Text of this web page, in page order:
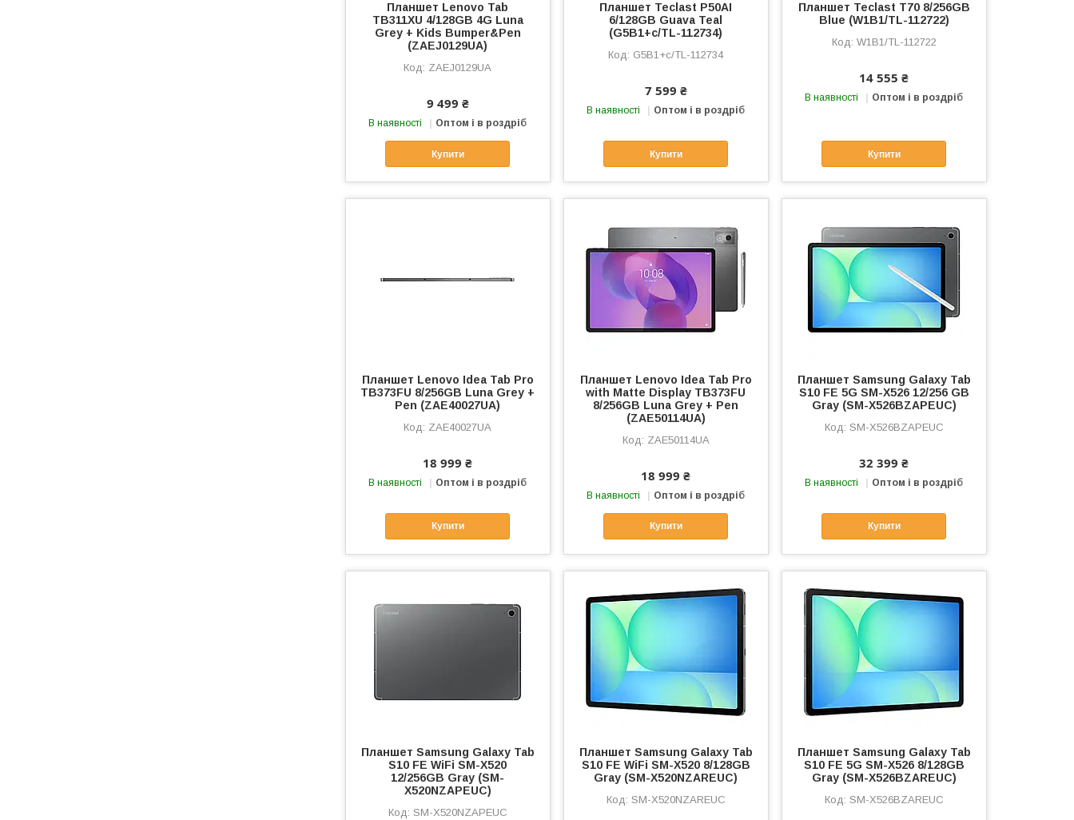
Планшет Lenovo Tab
TB311XU 4/128GB 4G Luna
Grey + Kids Bumper&Pen
(ZAEJ0129UA)
ZAEJ0129UA
9 499 ₴
В наявності Оптом і в роздріб
Купити
Планшет Teclast P50AI
6/128GB Guava Teal
(G5B1+с/TL-112734)
G5B1+с/TL-112734
7 599 ₴
В наявності Оптом і в роздріб
Купити
Планшет Teclast T70 8/256GB
Blue (W1B1/TL-112722)
W1B1/TL-112722
14 555 ₴
В наявності Оптом і в роздріб
Купити
Планшет Lenovo Idea Tab Pro
TB373FU 8/256GB Luna Grey +
Pen (ZAE40027UA)
ZAE40027UA
18 999 ₴
В наявності Оптом і в роздріб
Купити
Планшет Lenovo Idea Tab Pro
with Matte Display TB373FU
8/256GB Luna Grey + Pen
(ZAE50114UA)
ZAE50114UA
18 999 ₴
В наявності Оптом і в роздріб
Купити
Планшет Samsung Galaxy Tab
S10 FE 5G SM-X526 12/256 GB
Gray (SM-X526BZAPEUC)
SM-X526BZAPEUC
32 399 ₴
В наявності Оптом і в роздріб
Купити
Планшет Samsung Galaxy Tab
S10 FE WiFi SM-X520
12/256GB Gray (SM-
X520NZAPEUC)
SM-X520NZAPEUC
Планшет Samsung Galaxy Tab
S10 FE WiFi SM-X520 8/128GB
Gray (SM-X520NZAREUC)
SM-X520NZAREUC
Планшет Samsung Galaxy Tab
S10 FE 5G SM-X526 8/128GB
Gray (SM-X526BZAREUC)
SM-X526BZAREUC